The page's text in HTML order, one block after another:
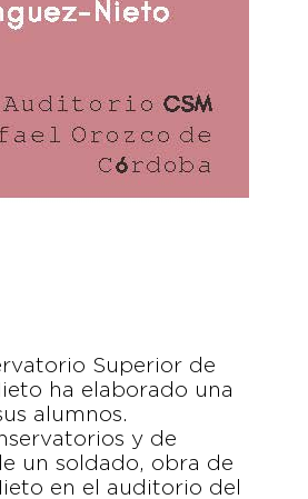
Superior de
ha elaborado una
alumnos.
y de
un soldado, obra de
en el auditorio del